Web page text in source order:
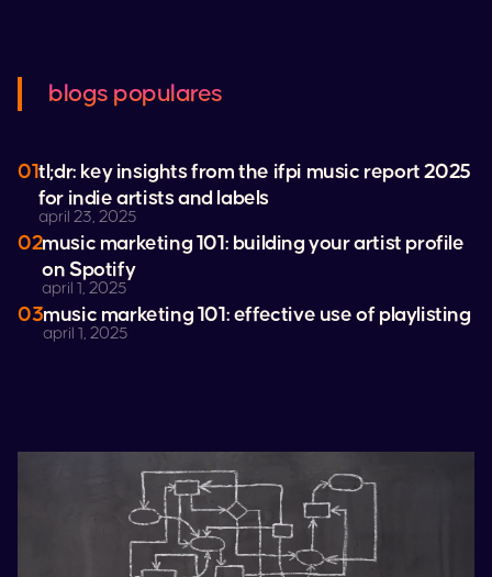
blogs populares
01tl;dr: key insights from the ifpi music report 2025
for indie artists and labels
april 23, 2025
02music marketing 101: building your artist profile
onSpotify
april 1, 2025
03music marketing 101: effective use of playlisting
april 1, 2025